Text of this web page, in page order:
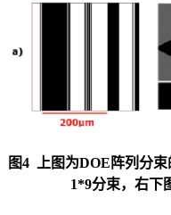
图4 上图为DOE阵列分
1*9分束，右下